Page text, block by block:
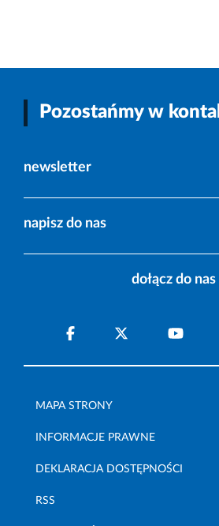
Pozostańmy w
newsletter
napisz do nas
dołącz do nas
MAPA STRONY
INFORMACJE PRAWNE
DEKLARACJA DOSTĘPNOŚCI
RSS